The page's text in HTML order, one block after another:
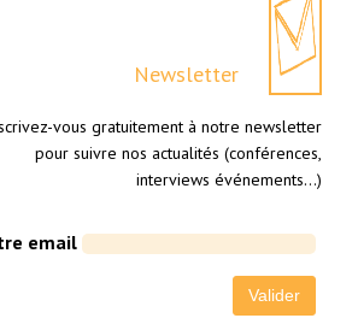
Newsletter
vous gratuitement à notre newsletter
pour suivre nos actualités (conférences,
interviews événements…)
email